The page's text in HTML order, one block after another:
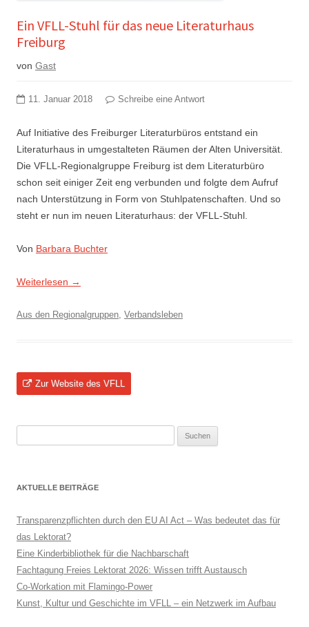
Ein VFLL-Stuhl für das neue Literaturhaus
Freiburg
von Gast
11. Januar 2018 Schreibe eine Antwort
Auf Initiative des Freiburger Literaturbüros entstand ein
Literaturhaus in umgestalteten Räumen der Alten Universität.
Die VFLL-Regionalgruppe Freiburg ist dem Literaturbüro
schon seit einiger Zeit eng verbunden und folgte dem Aufruf
nach Unterstützung in Form von Stuhlpatenschaften. Und so
steht er nun im neuen Literaturhaus: der VFLL-Stuhl.
Von Barbara Buchter
Weiterlesen →
Aus den Regionalgruppen, Verbandsleben
Zur Website des VFLL
AKTUELLE BEITRÄGE
Transparenzpflichten durch den EU AI Act – Was bedeutet das für
das Lektorat?
Eine Kinderbibliothek für die Nachbarschaft
Fachtagung Freies Lektorat 2026: Wissen trifft Austausch
Co-Workation mit Flamingo-Power
Kunst, Kultur und Geschichte im VFLL – ein Netzwerk im Aufbau